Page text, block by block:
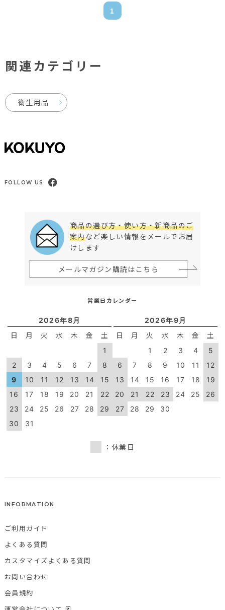
1
関連カテゴリー
衛生用品
FOLLOW US
商品の選び方・使い方・新商品のご
案内など楽しい情報をメールでお届
けします
メールマガジン購読はこちら
営業日カレンダー
2026年8月
日 月 火 水 木 金 土
1
2
3 4 5 6 7
8
9
10 11 12 13 14
15
16
17 18 19 20 21
22
23
24 25 26 27 28
29
30
31
2026年9月
日 月 火 水 木 金 土
1 2 3 4
5
6
7 8 9 10 11
12
13
14 15 16 17 18
19
20
21 22 23 24 25
26
27
28 29 30
：休業日
INFORMATION
ご利用ガイド
よくある質問
カスタマイズよくある質問
お問い合わせ
会員規約